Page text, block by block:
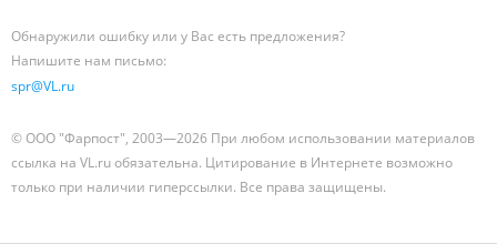
Обнаружили ошибку или у Вас есть предложения?
Напишите нам письмо:
spr@VL.ru
© ООО "Фарпост", 2003—2026 При любом использовании материалов
ссылка на VL.ru обязательна. Цитирование в Интернете возможно
только при наличии гиперссылки. Все права защищены.